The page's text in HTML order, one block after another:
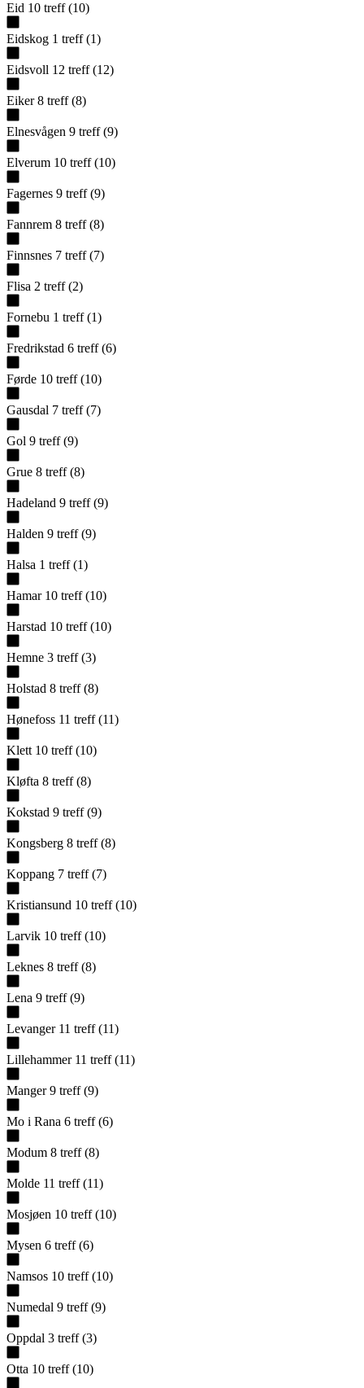
Eid 10 treff (10)
Eidskog 1 treff (1)
Eidsvoll 12 treff (12)
Eiker 8 treff (8)
Elnesvågen 9 treff (9)
Elverum 10 treff (10)
Fagernes 9 treff (9)
Fannrem 8 treff (8)
Finnsnes 7 treff (7)
Flisa 2 treff (2)
Fornebu 1 treff (1)
Fredrikstad 6 treff (6)
Førde 10 treff (10)
Gausdal 7 treff (7)
Gol 9 treff (9)
Grue 8 treff (8)
Hadeland 9 treff (9)
Halden 9 treff (9)
Halsa 1 treff (1)
Hamar 10 treff (10)
Harstad 10 treff (10)
Hemne 3 treff (3)
Holstad 8 treff (8)
Hønefoss 11 treff (11)
Klett 10 treff (10)
Kløfta 8 treff (8)
Kokstad 9 treff (9)
Kongsberg 8 treff (8)
Koppang 7 treff (7)
Kristiansund 10 treff (10)
Larvik 10 treff (10)
Leknes 8 treff (8)
Lena 9 treff (9)
Levanger 11 treff (11)
Lillehammer 11 treff (11)
Manger 9 treff (9)
Mo i Rana 6 treff (6)
Modum 8 treff (8)
Molde 11 treff (11)
Mosjøen 10 treff (10)
Mysen 6 treff (6)
Namsos 10 treff (10)
Numedal 9 treff (9)
Oppdal 3 treff (3)
Otta 10 treff (10)